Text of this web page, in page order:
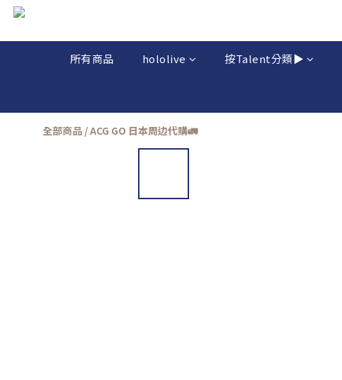
所有商品 hololive 按Talent分類▶️
全部商品 /ACG GO 日本周边代購🚛